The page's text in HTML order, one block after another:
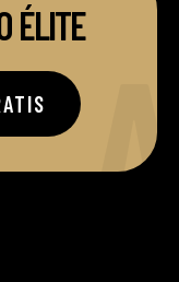
ÉLITE